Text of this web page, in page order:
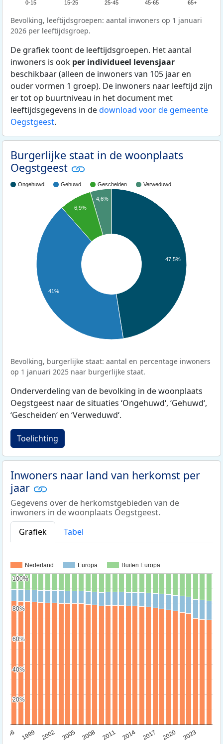
0-15 15-25 25-45 45-65 65+
Bevolking, leeftijdsgroepen: aantal inwoners op 1 januari
2026 per leeftijdsgroep.
De grafiek toont de leeftijdsgroepen. Het aantal
inwoners is ook per individueel levensjaar
beschikbaar (alleen de inwoners van 105 jaar en
ouder vormen 1 groep). De inwoners naar leeftijd zijn
er tot op buurtniveau in het document met
leeftijdsgegevens in dedownload voor de gemeente
Oegstgeest.
Burgerlijke staat in de woonplaats
Oegstgeest
Ongehuwd Gehuwd Gescheiden Verweduwd
47,5%
4,6%
6,9%
41%
Bevolking, burgerlijke staat: aantal en percentage inwoners
op 1 januari 2025 naar burgerlijke staat.
Onderverdeling van de bevolking in de woonplaats
Oegstgeest naar de situaties ‘Ongehuwd‘, ‘Gehuwd‘,
‘Gescheiden‘ en ‘Verweduwd‘.
Toelichting
Inwoners naar land van herkomst per
jaar
Gegevens over de herkomstgebieden van de
inwoners in de woonplaats Oegstgeest.
Grafiek
Tabel
Nederland Europa Buiten Europa
1996 1999 2002 2005 2008 2011 2014 2017 2020 2023
20%
20%
40%
40%
60%
60%
80%
80%
100%
100%